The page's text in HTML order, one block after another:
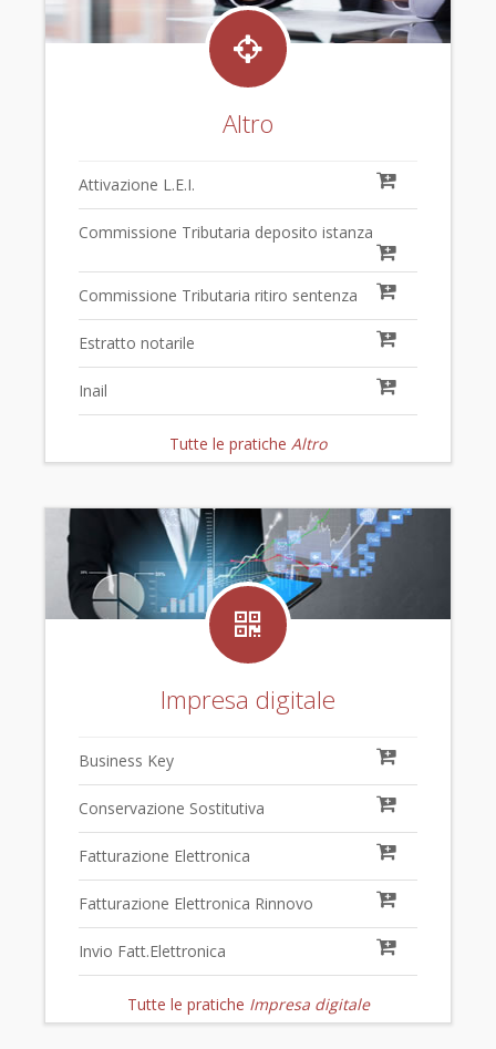
Altro
Attivazione L.E.I.
Commissione Tributaria deposito istanza
Commissione Tributaria ritiro sentenza
Estratto notarile
Inail
Tutte le pratiche Altro
Impresa digitale
Business Key
Conservazione Sostitutiva
Fatturazione Elettronica
Fatturazione Elettronica Rinnovo
Invio Fatt.Elettronica
Tutte le pratiche Impresa digitale